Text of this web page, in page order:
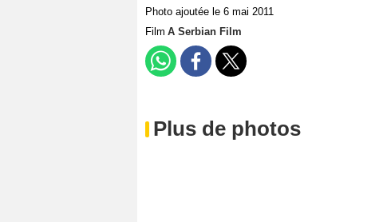
Photo ajoutée le 6 mai 2011
Film A Serbian Film
Plus de photos